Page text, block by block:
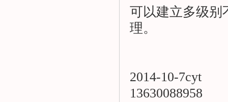
可以建立多级别
理。
2014-10-7cyt
13630088958